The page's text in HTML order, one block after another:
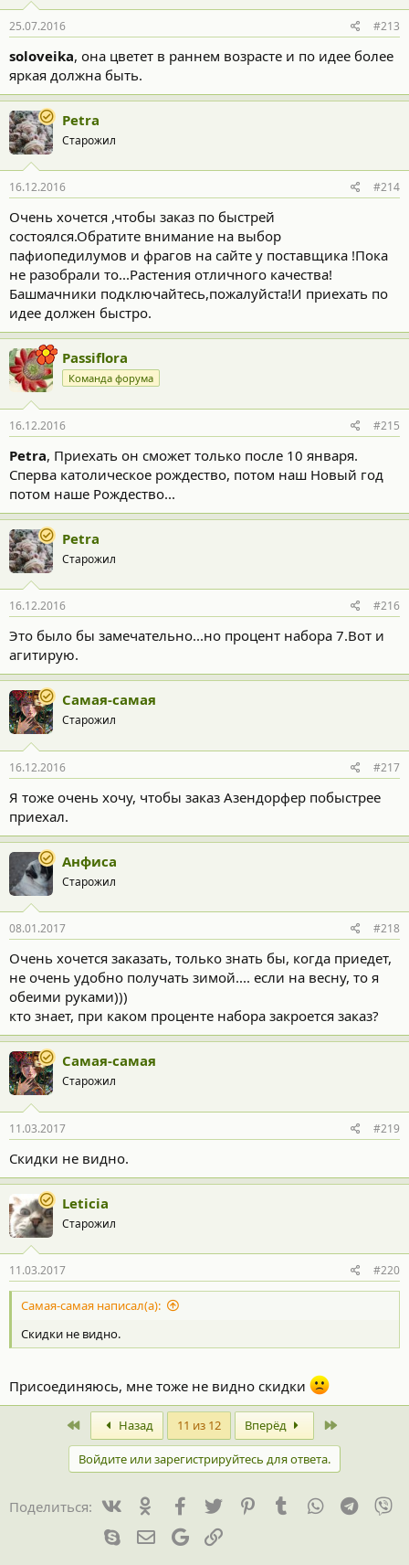
25.07.2016 #213
soloveika, она цветет в раннем возрасте и по идее более
яркая должна быть.
Petra
Старожил
16.12.2016 #214
Очень хочется ,чтобы заказ по быстрей
состоялся.Обратите внимание на выбор
пафиопедилумов и фрагов на сайте у поставщика !Пока
не разобрали то...Растения отличного качества!
Башмачники подключайтесь,пожалуйста!И приехать по
идее должен быстро.
Passiflora
Команда форума
16.12.2016 #215
Petra, Приехать он сможет только после 10 января.
Сперва католическое рождество, потом наш Новый год
потом наше Рождество...
Petra
Старожил
16.12.2016 #216
Это было бы замечательно...но процент набора 7.Вот и
агитирую.
Самая-самая
Старожил
16.12.2016 #217
Я тоже очень хочу, чтобы заказ Азендорфер побыстрее
приехал.
Анфиса
Старожил
08.01.2017 #218
Очень хочется заказать, только знать бы, когда приедет,
не очень удобно получать зимой.... если на весну, то я
обеими руками)))
кто знает, при каком проценте набора закроется заказ?
Самая-самая
Старожил
11.03.2017 #219
Скидки не видно.
Leticia
Старожил
11.03.2017 #220
Самая-самая написал(а):
Скидки не видно.
Присоединяюсь, мне тоже не видно скидки
First Назад 11 из 12 Вперёд
Войдите или зарегистрируйтесь для ответа.
Поделиться: Facebook
Twitter PinterestTumblr WhatsApp
Skype Электронная почта
Google